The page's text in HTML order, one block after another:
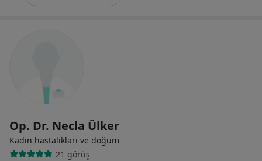
Op. Dr. Necla Ülker
Kadın hastalıkları ve doğum
21 görüş